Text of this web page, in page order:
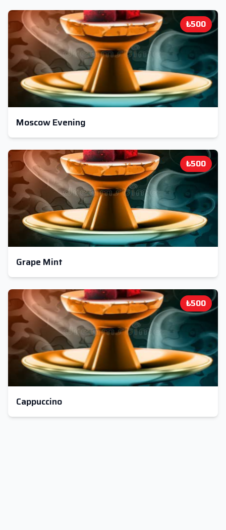
₺500
Moscow Evening
₺500
Grape Mint
₺500
Cappuccino